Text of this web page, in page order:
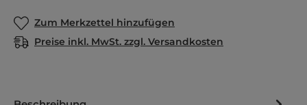
Zum Merkzettel hinzufügen
Preise inkl. MwSt. zzgl. Versandkosten